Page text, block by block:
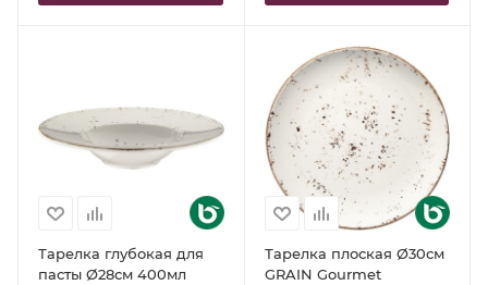
Тарелка глубокая для
пасты Ø28см 400мл
Тарелка плоская Ø30см
GRAIN Gourmet